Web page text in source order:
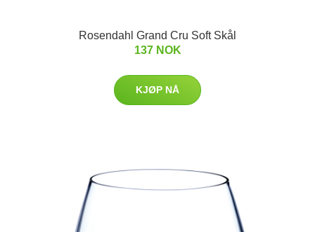
Rosendahl Grand Cru Soft Skål
137 NOK
KJØP NÅ